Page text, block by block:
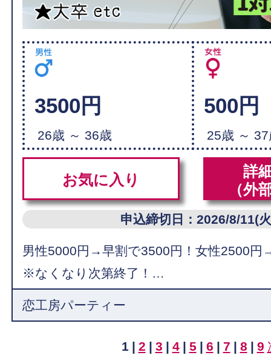
3500円
26歳 ～ 36歳
500円
25歳 ～
お気に入り
詳
（外
申込締切日：2026/8/11(
男性5000円→早割で3500円！女性2500円
※なくなり次第終了！…
恋工房パーティー
1 | 2 | 3 | 4 | 5 | 6 | 7 | 8 | 9